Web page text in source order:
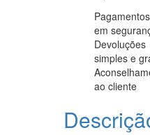
Pagamentos
em
Devoluções
simples e
ao cliente